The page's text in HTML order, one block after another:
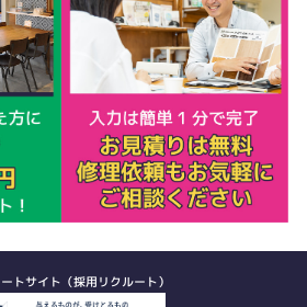
トサイト（採用リクルート）